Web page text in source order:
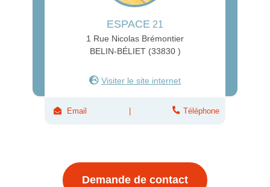
ESPACE 21
1 Rue Nicolas Brémontier
BELIN-BÉLIET (33830 )
Visiter le site internet
Email Téléphone
Demande de contact